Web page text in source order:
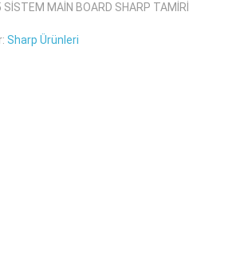
SİSTEM MAİN BOARD SHARP TAMİRİ
Sharp Ürünleri